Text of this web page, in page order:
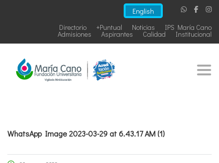
English
IPS María Cano
Noticias
+Puntual
Directorio
Institucional
Calidad
Aspirantes
Admisiones
WhatsApp Image 2023-03-29 at 6.43.17 AM (1)